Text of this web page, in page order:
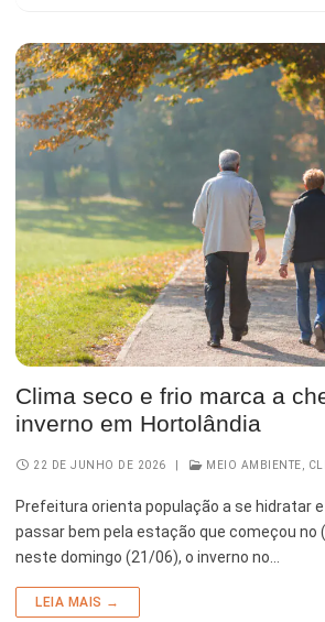
Clima seco e frio marca a
inverno em Hortolândia
22 DE JUNHO DE 2026 MEIO AMBIENTE,
Prefeitura orienta população a se hidratar
passar bem pela estação que começou
neste domingo (21/06), o inverno no…
LEIA MAIS →